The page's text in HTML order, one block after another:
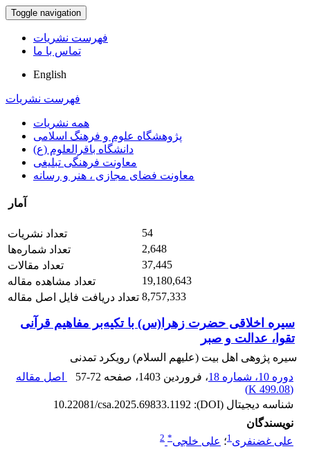
Toggle navigation
فهرست نشریات
تماس با ما
English
فهرست نشریات
همه نشریات
پژوهشگاه علوم و فرهنگ اسلامی
دانشگاه باقرالعلوم (ع)
معاونت فرهنگی تبلیغی
معاونت فضای مجازی ، هنر و رسانه
آمار
تعداد نشریات
54
تعداد شماره‌ها
2,648
تعداد مقالات
37,445
تعداد مشاهده مقاله
19,180,643
تعداد دریافت فایل اصل مقاله 8,757,333
سیره اخلاقی حضرت زهرا(س) با تکیه‌بر مفاهیم قرآنی
تقوا، عدالت و صبر
سیره پژوهی اهل بیت (علیهم السلام) رویکرد تمدنی
دوره 10، شماره 18
، فروردین 1403 ، صفحه 57-72
اصل مقاله
(
499.08 K
)
شناسه دیجیتال (DOI):
10.22081/csa.2025.69833.1192
نویسندگان
علی غضنفری 1؛ علی خلجی*
2